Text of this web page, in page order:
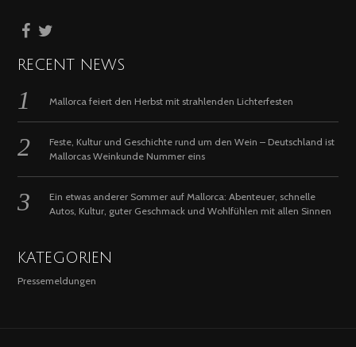
RECENT NEWS
Mallorca feiert den Herbst mit strahlenden Lichterfesten
Feste, Kultur und Geschichte rund um den Wein – Deutschland ist
Mallorcas Weinkunde Nummer eins
Ein etwas anderer Sommer auf Mallorca: Abenteuer, schnelle
Autos, Kultur, guter Geschmack und Wohlfühlen mit allen Sinnen
KATEGORIEN
Pressemeldungen